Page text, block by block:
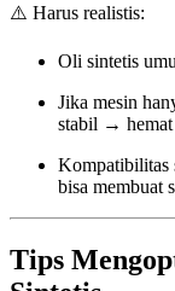
⚠️ Harus realistis:
Oli sintetis
Jika mesin
stabil → hemat
Kompatibilitas
bisa membuat
Tips